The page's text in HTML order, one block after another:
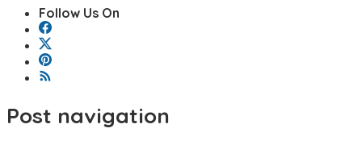
Follow Us On
Post navigation